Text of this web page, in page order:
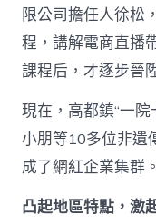
限公司擔任人徐松
程，講解電商直播
課程后，才逐步晉
現在，高都鎮“一
小朋等10多位非遺
成了網紅企業集群。
凸起地區特點，激